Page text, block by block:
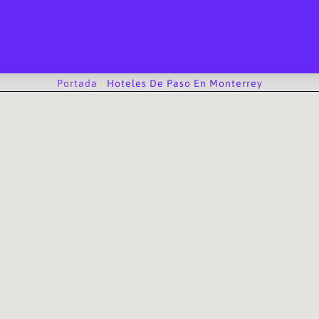
Portada - Hoteles De Paso En Monterrey